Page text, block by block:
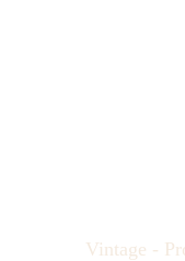
Vintage -